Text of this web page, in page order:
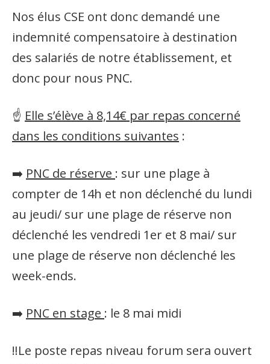
Nos élus CSE ont donc demandé une
indemnité compensatoire à destination
des salariés de notre établissement, et
donc pour nous PNC.
☝️ Elle s’élève à 8,14€ par repas concerné
dans les conditions suivantes :
➡️ PNC de réserve : sur une plage à
compter de 14h et non déclenché du lundi
au jeudi/ sur une plage de réserve non
déclenché les vendredi 1er et 8 mai/ sur
une plage de réserve non déclenché les
week-ends.
➡️ PNC en stage : le 8 mai midi
‼️Le poste repas niveau forum sera ouvert